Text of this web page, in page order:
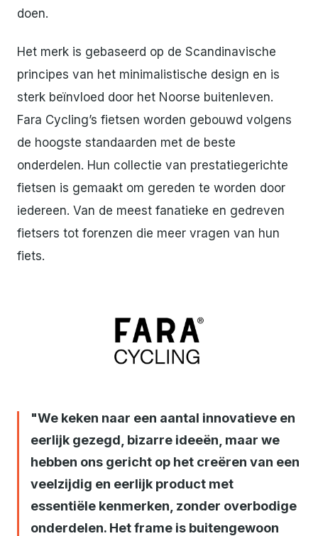
doen.
Het merk is gebaseerd op de Scandinavische
principes van het minimalistische design en is
sterk beïnvloed door het Noorse buitenleven.
Fara Cycling’s fietsen worden gebouwd volgens
de hoogste standaarden met de beste
onderdelen. Hun collectie van prestatiegerichte
fietsen is gemaakt om gereden te worden door
iedereen. Van de meest fanatieke en gedreven
fietsers tot forenzen die meer vragen van hun
fiets.
We keken naar een aantal innovatieve en
eerlijk gezegd, bizarre ideeën, maar we
hebben ons gericht op het creëren van een
veelzijdig en eerlijk product met
essentiële kenmerken, zonder overbodige
onderdelen. Het frame is buitengewoon